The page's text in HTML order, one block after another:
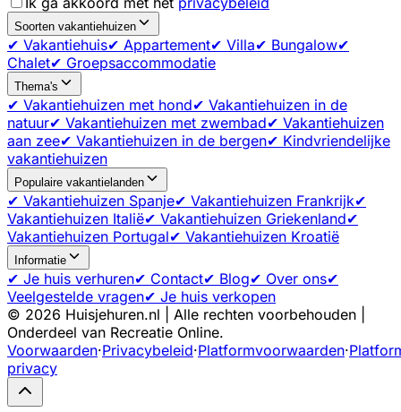
Soorten vakantiehuizen
✔ Vakantiehuis✔ Appartement✔ Villa✔ Bungalow✔
Chalet✔ Groepsaccommodatie
Thema's
✔ Vakantiehuizen met hond✔ Vakantiehuizen in de
natuur✔ Vakantiehuizen met zwembad✔ Vakantiehuizen
aan zee✔ Vakantiehuizen in de bergen✔ Kindvriendelijke
vakantiehuizen
Populaire vakantielanden
✔ Vakantiehuizen Spanje✔ Vakantiehuizen Frankrijk✔
Vakantiehuizen Italië✔ Vakantiehuizen Griekenland✔
Vakantiehuizen Portugal✔ Vakantiehuizen Kroatië
Informatie
✔ Je huis verhuren✔ Contact✔ Blog✔ Over ons✔
Veelgestelde vragen✔ Je huis verkopen
© 2026 Huisjehuren.nl | Alle rechten voorbehouden |
Onderdeel van Recreatie Online.
Voorwaarden·Privacybeleid·Platformvoorwaarden·
privacy